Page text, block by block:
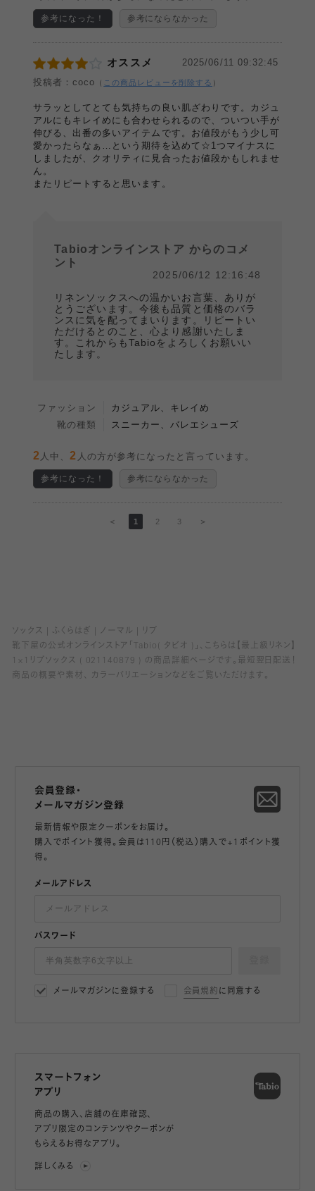
参考になった！ 参考にならなかった
オススメ
2025/06/11 09:32:45
投稿者：coco
（ この商品レビューを削除する ）
サラッとしてとても気持ちの良い肌ざわりです。カジュ
アルにもキレイめにも合わせられるので、ついつい手が
伸びる、出番の多いアイテムです。お値段がもう少し可
愛かったらなぁ…という期待を込めて☆1つマイナスに
しましたが、クオリティに見合ったお値段かもしれませ
ん。
またリピートすると思います。
Tabioオンラインストア からのコメ
ント
2025/06/12 12:16:48
リネンソックスへの温かいお言葉、ありが
とうございます。今後も品質と価格のバラ
ンスに気を配ってまいります。リピートい
ただけるとのこと、心より感謝いたしま
す。これからもTabioをよろしくお願いい
たします。
ファッション
カジュアル、キレイめ
靴の種類
スニーカー、バレエシューズ
2 人中、2 人の方が参考になったと言っています。
参考になった！ 参考にならなかった
＜ 1 2 3 ＞
ソックス ふくらはぎ ノーマル
リブ
靴下屋の公式オンラインストア「Tabio( タビオ )」、こちらは【最上級リネン】
1×1リブソックス ( 021140879 ) の商品詳細ページです。最短翌日配送！
商品の概要や素材、 カラーバリエーションなどをご覧いただけます。
会員登録・
メールマガジン登録
最新情報や限定クーポンをお届け。
購入でポイント獲得。会員は110円（税込）購入で+1ポイント獲
得。
メールアドレス
パスワード
メールマガジンに登録する 会員規約 に同意する
スマートフォン
アプリ
商品の購入、店舗の在庫確認、
アプリ限定のコンテンツやクーポンが
もらえるお得なアプリ。
詳しくみる